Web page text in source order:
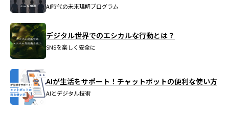
AI時代の未来理解プログラム
デジタル世界でのエシカルな行動とは？
SNSを楽しく安全に
AIが生活をサポート！チャットボットの便利な使い方
AIとデジタル技術